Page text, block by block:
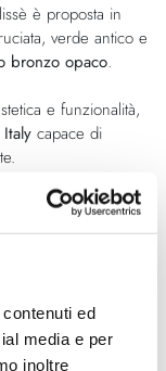
ed
media e per
inoltre
è proposta in
verde antico e
bronzo opaco.
e funzionalità,
capace di
& Marin